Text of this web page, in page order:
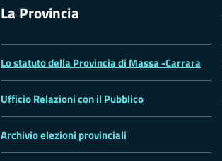
La Provincia
Lo statuto della Provincia di Massa -Carrara
Ufficio Relazioni con il Pubblico
Archivio elezioni provinciali